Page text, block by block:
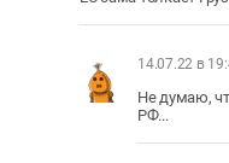
14.07.22 в
Не думаю,
РФ...